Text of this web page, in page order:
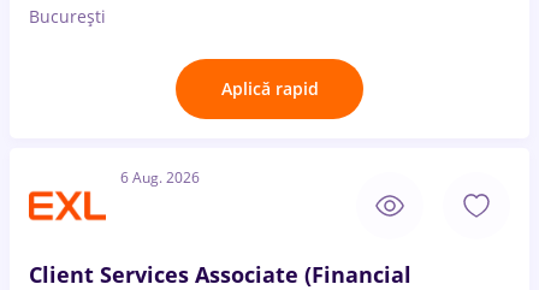
București
Aplică rapid
6 Aug. 2026
Client Services Associate (Financial